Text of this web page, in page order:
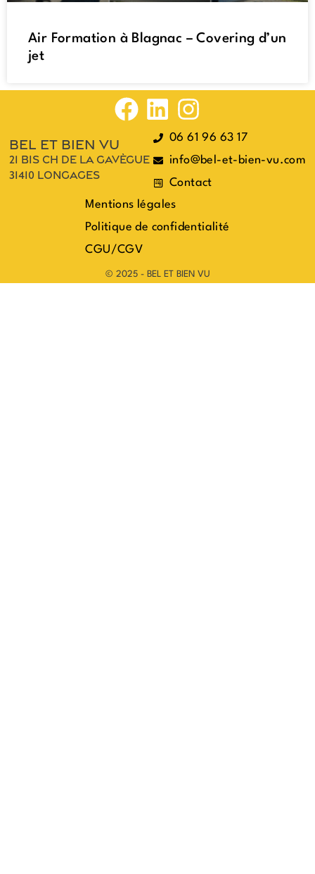
Air Formation à Blagnac – Covering d’un
jet
bel et bien vu
21 bis ch de la gavègue
31410 longages
06 61 96 63 17
info@bel-et-bien-vu.com
Contact
Mentions légales
Politique de confidentialité
CGU/CGV
© 2025 - BEL ET BIEN VU